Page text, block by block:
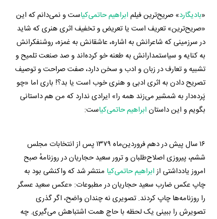
«بادیگارد» صریح‌ترین فیلم ابراهیم حاتمی‌کیاست و نمی‌دانم که این
«صریح‌ترین» تعریف است یا تعریض و تخفیف اثری هنری که شاید
در سرزمینی که شاعرانش به اشاره، عاشقانش به غمزه، روشنفکرانش
به کنایه و سیاستمدارانش به طعنه خو کرده‌اند و صد صنعت تلمیح و
تشبیه و تعارف در زبان و ادب و سخن دارد، صفت صراحت و توصیف
تصریح دادن به اثری ادبی و هنری خوب است یا بد؟! باری اما «چو
پَرده‌دار به شمشیر می‌زند همه را» ایرادی ندارد که من هم داستانی
بگویم و این داستان ابراهیم حاتمی‌کیاست:
۱۶ سال پیش در دهم فروردین‌ماه ۱۳۷۹ پس از انتخابات مجلس
ششم، پیروزی اصلاح‌طلبان و ترور سعید حجاریان در روزنامهٔ صبح
امروز یادداشتی ازابراهیم حاتمی‌کیا منتشر شد که واکنشی بود به
چاپ عکس ضارب سعید حجاریان در مطبوعات: «عکس سعید عسگر
را روزنامه‌ها چاپ کردند. تصویری نه‌ چندان واضح، اگر گذری
تصویرش را ببینی یک لحظه با حاج همت اشتباهش می‌گیری. چه